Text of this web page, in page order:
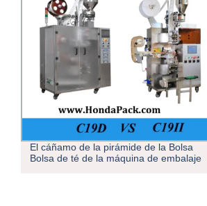
Cáñamo crema cosmética automático
Salve giratorio de Llenado y Tapado